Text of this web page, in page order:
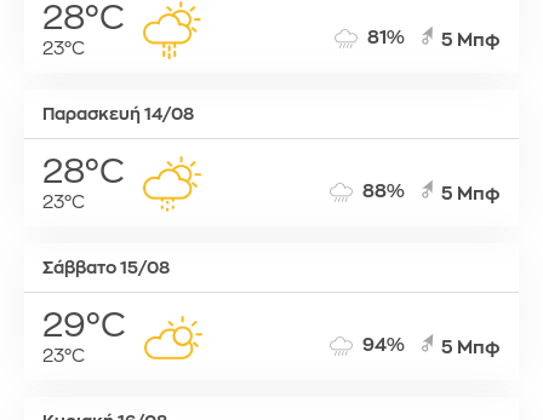
28°C
23°C
81% 5 Μπφ
Παρασκευή 14/08
28°C
23°C
88% 5 Μπφ
Σάββατο 15/08
29°C
23°C
94% 5 Μπφ